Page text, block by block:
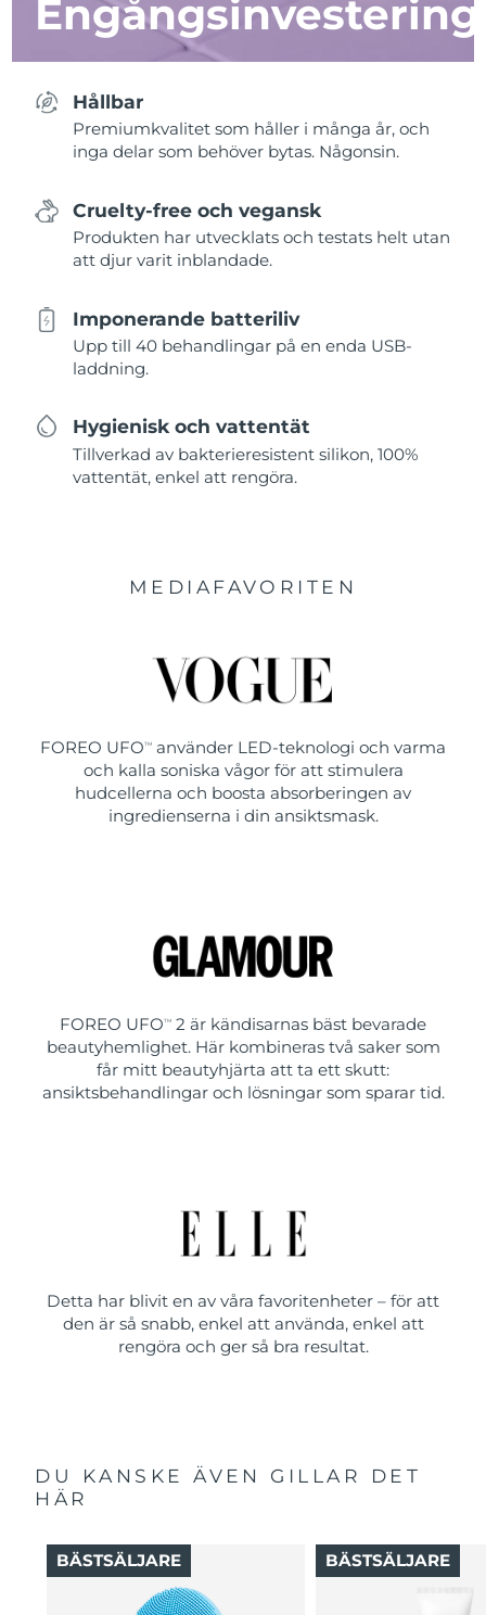
Engångsinvestering
Hållbar
Premiumkvalitet som håller i många år, och
inga delar som behöver bytas. Någonsin.
Cruelty-free och vegansk
Produkten har utvecklats och testats helt utan
att djur varit inblandade.
Imponerande batteriliv
Upp till 40 behandlingar på en enda USB-
laddning.
Hygienisk och vattentät
Tillverkad av bakterieresistent silikon, 100%
vattentät, enkel att rengöra.
MEDIAFAVORITEN
FOREO UFO TM
använder LED-teknologi och varma
och kalla soniska vågor för att stimulera
hudcellerna och boosta absorberingen av
ingredienserna i din ansiktsmask.
FOREO UFO TM
2 är kändisarnas bäst bevarade
beautyhemlighet. Här kombineras två saker som
får mitt beautyhjärta att ta ett skutt:
ansiktsbehandlingar och lösningar som sparar tid.
Detta har blivit en av våra favoritenheter – för att
den är så snabb, enkel att använda, enkel att
rengöra och ger så bra resultat.
DU KANSKE ÄVEN GILLAR DET
HÄR
BÄSTSÄLJARE BÄSTSÄLJARE